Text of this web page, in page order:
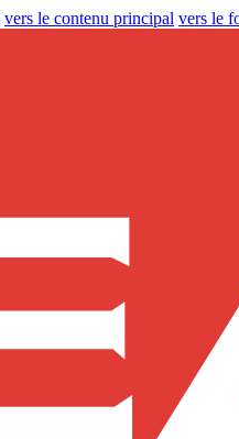
vers le contenu principal vers le